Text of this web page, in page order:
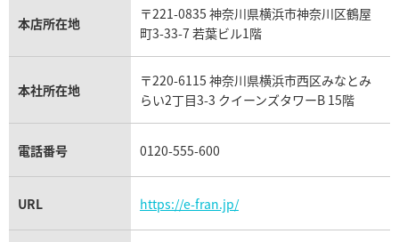
カルティエ買取
フランク ミュラー買取
リシャール・ミル買取
パネライ買取
チューダー（チュードル）買取
本店所在地
〒221-0835 神奈川県横浜市神奈川区鶴屋
町3-33-7 若葉ビル1階
本社所在地
〒220-6115 神奈川県横浜市西区みなとみ
らい2丁目3-3 クイーンズタワーB 15階
電話番号 0120-555-600
URL https://e-fran.jp/